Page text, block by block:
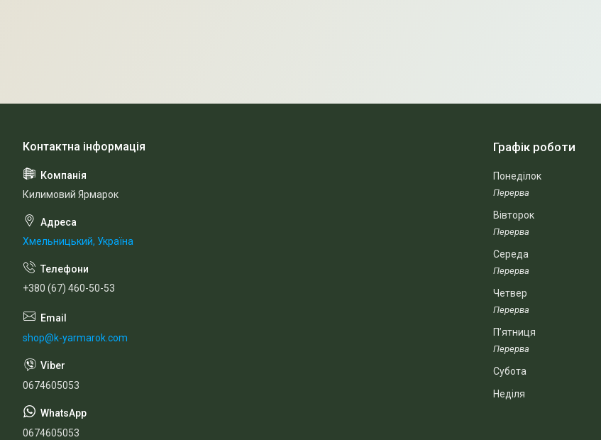
Килимовий Ярмарок
Хмельницький, Україна
+380 (67) 460-50-53
shop@k-yarmarok.com
0674605053
0674605053
Графік роботи
Понеділок
Вівторок
Середа
Четвер
Пʼятниця
Субота
Неділя